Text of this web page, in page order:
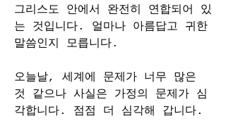
그리스도 안에서 완전히 연합되어 있
는 것입니다. 얼마나 아름답고 귀한
말씀인지 모릅니다.
오늘날, 세계에 문제가 너무 많은
것 같으나 사실은 가정의 문제가 심
각합니다. 점점 더 심각해 갑니다.